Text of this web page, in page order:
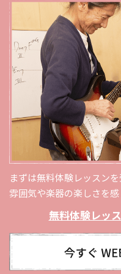
まずは無料体験レッスン
雰囲気や楽器の楽しさを
無料体験レッ